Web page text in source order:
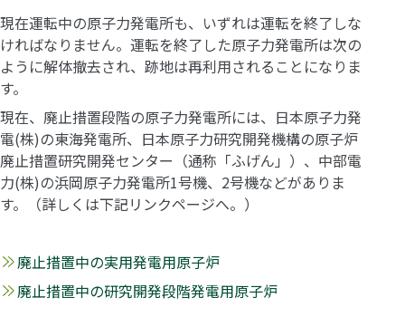
現在運転中の原子力発電所も、いずれは運転を終了しな
ければなりません。運転を終了した原子力発電所は次の
ように解体撤去され、跡地は再利用されることになりま
す。
現在、廃止措置段階の原子力発電所には、日本原子力発
電(株)の東海発電所、日本原子力研究開発機構の原子炉
廃止措置研究開発センター（通称「ふげん」）、中部電
力(株)の浜岡原子力発電所1号機、2号機などがありま
す。（詳しくは下記リンクページへ。）
廃止措置中の実用発電用原子炉
廃止措置中の研究開発段階発電用原子炉